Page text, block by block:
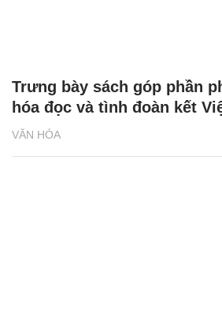
VĂN HÓA
Trưng bày sách góp phần
hóa đọc và tình đoàn kết